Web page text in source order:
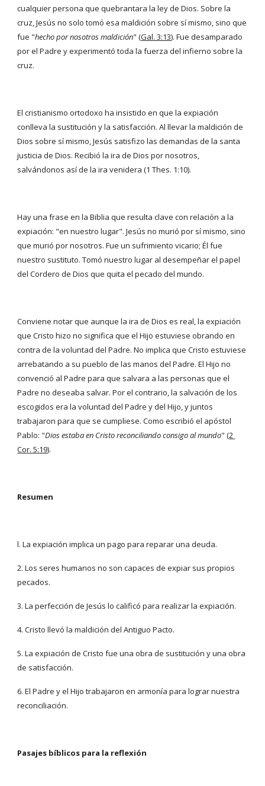
cualquier persona que quebrantara la ley de Dios. Sobre la
cruz, Jesús no solo tomó esa maldición sobre sí mismo, sino que
fue "hecho por nosotros maldición" (Gal. 3:13). Fue desamparado
por el Padre y experimentó toda la fuerza del infierno sobre la
cruz.
El cristianismo ortodoxo ha insistido en que la expiación
conlleva la sustitución y la satisfacción. Al llevar la maldición de
Dios sobre sí mismo, Jesús satisfizo las demandas de la santa
justicia de Dios. Recibió la ira de Dios por nosotros,
salvándonos así de la ira venidera (1 Thes. 1:10).
Hay una frase en la Biblia que resulta clave con relación a la
expiación: "en nuestro lugar". Jesús no murió por sí mismo, sino
que murió por nosotros. Fue un sufrimiento vicario; Él fue
nuestro sustituto. Tomó nuestro lugar al desempeñar el papel
del Cordero de Dios que quita el pecado del mundo.
Conviene notar que aunque la ira de Dios es real, la expiación
que Cristo hizo no significa que el Hijo estuviese obrando en
contra de la voluntad del Padre. No implica que Cristo estuviese
arrebatando a su pueblo de las manos del Padre. El Hijo no
convenció al Padre para que salvara a las personas que el
Padre no deseaba salvar. Por el contrario, la salvación de los
escogidos era la voluntad del Padre y del Hijo, y juntos
trabajaron para que se cumpliese. Como escribió el apóstol
Pablo: "Dios estaba en Cristo reconciliando consigo al mundo" (2
Cor. 5:19).
Resumen
l. La expiación implica un pago para reparar una deuda.
2. Los seres humanos no son capaces de expiar sus propios
pecados.
3. La perfección de Jesús lo calificó para realizar la expiación.
4. Cristo llevó la maldición del Antiguo Pacto.
5. La expiación de Cristo fue una obra de sustitución y una obra
de satisfacción.
6. El Padre y el Hijo trabajaron en armonía para lograr nuestra
reconciliación.
Pasajes bíblicos para la reflexión